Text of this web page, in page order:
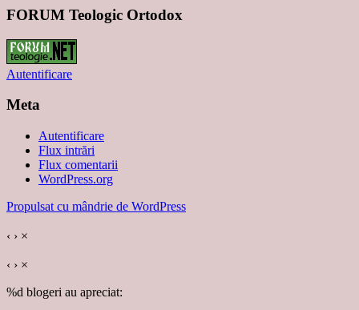
FORUM Teologic Ortodox
Autentificare
Meta
Autentificare
Flux intrări
Flux comentarii
WordPress.org
Propulsat cu mândrie de WordPress
‹ › ×
‹ › ×
%d blogeri au apreciat: